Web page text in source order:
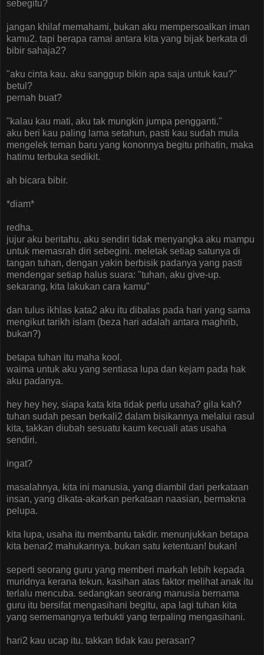
sebegitu?
jangan khilaf memahami, bukan aku mempersoalkan iman
kamu2. tapi berapa ramai antara kita yang bijak berkata di
bibir sahaja2?
"aku cinta kau. aku sanggup bikin apa saja untuk kau?"
betul?
pernah buat?
"kalau kau mati, aku tak mungkin jumpa pengganti."
aku beri kau paling lama setahun, pasti kau sudah mula
mengelek teman baru yang kononnya begitu prihatin, maka
hatimu terbuka sedikit.
ah bicara bibir.
*diam*
redha.
jujur aku beritahu, aku sendiri tidak menyangka aku mampu
untuk memasrah diri sebegini. meletak setiap satunya di
tangan tuhan, dengan yakin berbisik padanya yang pasti
mendengar setiap halus suara: "tuhan, aku give-up.
sekarang, kita lakukan cara kamu"
dan tulus ikhlas kata2 aku itu dibalas pada hari yang sama
mengikut tarikh islam (beza hari adalah antara maghrib,
bukan?)
betapa tuhan itu maha kool.
waima untuk aku yang sentiasa lupa dan kejam pada hak
aku padanya.
hey hey hey, siapa kata kita tidak perlu usaha? gila kah?
tuhan sudah pesan berkali2 dalam bisikannya melalui rasul
kita, takkan diubah sesuatu kaum kecuali atas usaha
sendiri.
ingat?
masalahnya, kita ini manusia, yang diambil dari perkataan
insan, yang dikata-akarkan perkataan naasian, bermakna
pelupa.
kita lupa, usaha itu membantu takdir. menunjukkan betapa
kita benar2 mahukannya. bukan satu ketentuan! bukan!
seperti seorang guru yang memberi markah lebih kepada
muridnya kerana tekun. kasihan atas faktor melihat anak itu
terlalu mencuba. sedangkan seorang manusia bernama
guru itu bersifat mengasihani begitu, apa lagi tuhan kita
yang sememangnya terbukti yang terpaling mengasihani.
hari2 kau ucap itu. takkan tidak kau perasan?